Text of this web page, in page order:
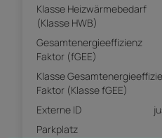
Klasse Heizwärmebedarf
(Klasse HWB)
Gesamtenergieeffizienz
Faktor (fGEE)
Klasse
Faktor (Klasse fGEE)
Externe ID
Parkplatz